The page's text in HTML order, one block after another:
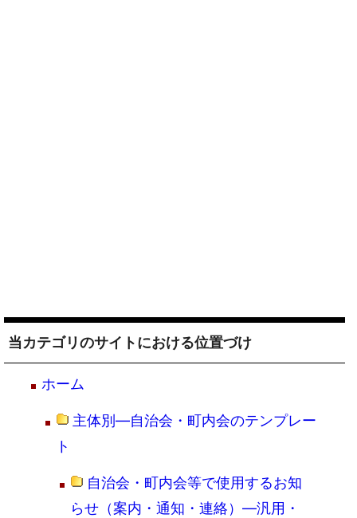
当カテゴリのサイトにおける位置づけ
ホーム
主体別―自治会・町内会のテンプレー
ト
自治会・町内会等で使用するお知
らせ（案内・通知・連絡）―汎用・